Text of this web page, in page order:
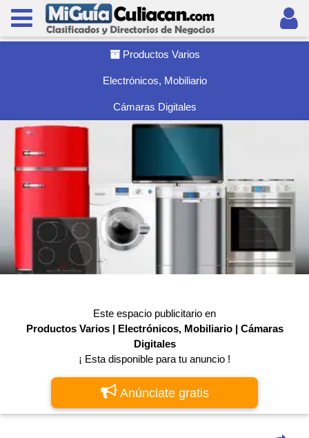
Productos Varios
Electrónicos, Mobiliario
Cámaras Digitales
Este espacio publicitario en
Productos Varios | Electrónicos, Mobiliario | Cámaras
Digitales
¡ Esta disponible para tu anuncio !
Anúnciate gratis